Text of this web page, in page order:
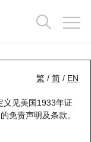
繁 / 简 / EN
义见美国1933年证
免责声明及条款。
见问题